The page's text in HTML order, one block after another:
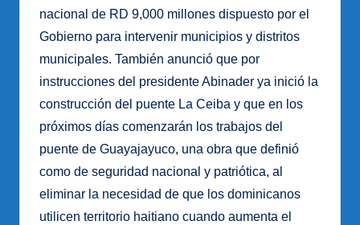
nacional de RD 9,000 millones dispuesto por el
Gobierno para intervenir municipios y distritos
municipales. También anunció que por
instrucciones del presidente Abinader ya inició la
construcción del puente La Ceiba y que en los
próximos días comenzarán los trabajos del
puente de Guayajayuco, una obra que definió
como de seguridad nacional y patriótica, al
eliminar la necesidad de que los dominicanos
utilicen territorio haitiano cuando aumenta el